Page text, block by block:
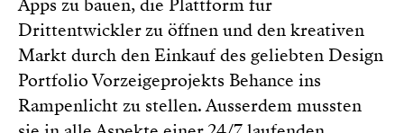
Apps zu bauen, die Plattform für
Drittentwickler zu öffnen und den kreativen
Markt durch den Einkauf des geliebten Design
Portfolio Vorzeigeprojekts Behance ins
Rampenlicht zu stellen. Ausserdem mussten